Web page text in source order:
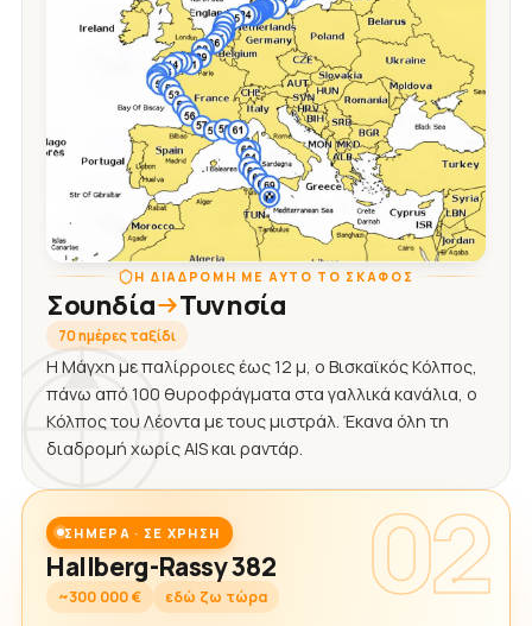
Η ΔΙΑΔΡΟΜΉ ΜΕ ΑΥΤΌ ΤΟ ΣΚΆΦΟΣ
Σουηδία Τυνησία
70 ημέρες ταξίδι
Η Μάγχη με παλίρροιες έως 12 μ, ο Βισκαϊκός Κόλπος,
πάνω από 100 θυροφράγματα στα γαλλικά κανάλια, ο
Κόλπος του Λέοντα με τους μιστράλ. Έκανα όλη τη
διαδρομή χωρίς AIS και ραντάρ.
02
ΣΉΜΕΡΑ · ΣΕ ΧΡΉΣΗ
Hallberg-Rassy 382
~300 000 € εδώ ζω τώρα